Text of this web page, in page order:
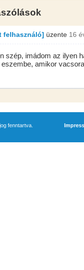
felhasználó] üzente 16
szép, imádom az ilyen
eszembe, amikor
fenntartva.